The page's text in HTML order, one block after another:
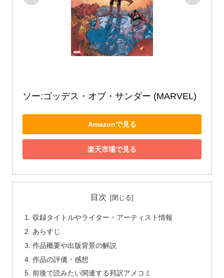
ソー:ゴッデス・オブ・サンダー (MARVEL)
Amazonで見る
楽天市場で見る
目次
収録タイトルやライター・アーティスト情報
あらすじ
作品概要や出版背景の解説
作品の評価・感想
前後で読みたい関連する邦訳アメコミ